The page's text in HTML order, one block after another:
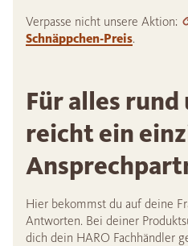
Verpasse nicht unsere Aktion:
Schnäppchen-Preis.
Für alles rund
reicht ein
Hier bekommst du auf deine
Antworten. Bei deiner
dich dein HARO Fachhändler